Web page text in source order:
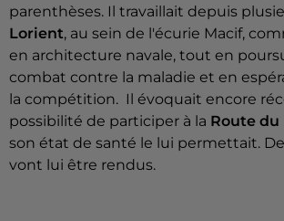
parenthèses. Il travaillait depuis
Lorient, au sein de l'écurie Macif,
en architecture navale, tout en
combat contre la maladie et en
la compétition. Il évoquait encore
possibilité de participer à la Route du
son état de santé le lui permettait.
vont lui être rendus.